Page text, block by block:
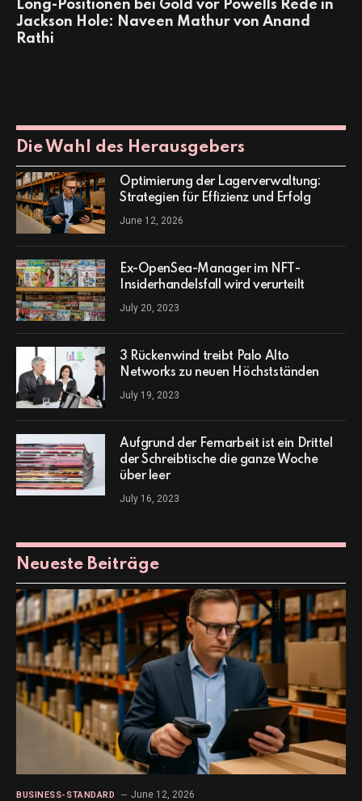
Long-Positionen bei Gold vor Powells Rede in
Jackson Hole: Naveen Mathur von Anand
Rathi
Die Wahl des Herausgebers
Optimierung der Lagerverwaltung:
Strategien für Effizienz und Erfolg
June 12, 2026
Ex-OpenSea-Manager im NFT-
Insiderhandelsfall wird verurteilt
July 20, 2023
3 Rückenwind treibt Palo Alto
Networks zu neuen Höchstständen
July 19, 2023
Aufgrund der Fernarbeit ist ein Drittel
der Schreibtische die ganze Woche
über leer
July 16, 2023
Neueste Beiträge
BUSINESS-STANDARD June 12, 2026